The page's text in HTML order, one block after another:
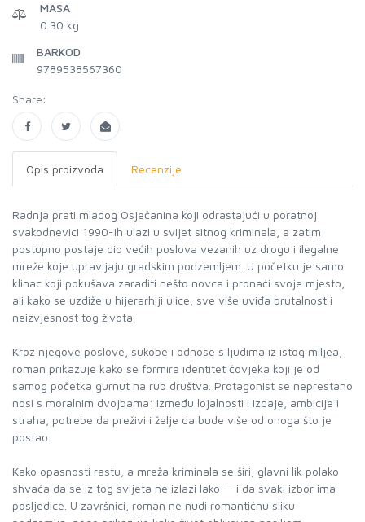
MASA
0.30 kg
BARKOD
9789538567360
Share:
Opis proizvoda Recenzije
Radnja prati mladog Osječanina koji odrastajući u poratnoj
svakodnevici 1990-ih ulazi u svijet sitnog kriminala, a zatim
postupno postaje dio većih poslova vezanih uz drogu i ilegalne
mreže koje upravljaju gradskim podzemljem. U početku je samo
klinac koji pokušava zaraditi nešto novca i pronaći svoje mjesto,
ali kako se uzdiže u hijerarhiji ulice, sve više uviđa brutalnost i
neizvjesnost tog života.
Kroz njegove poslove, sukobe i odnose s ljudima iz istog miljea,
roman prikazuje kako se formira identitet čovjeka koji je od
samog početka gurnut na rub društva. Protagonist se neprestano
nosi s moralnim dvojbama: između lojalnosti i izdaje, ambicije i
straha, potrebe da preživi i želje da bude više od onoga što je
postao.
Kako opasnosti rastu, a mreža kriminala se širi, glavni lik polako
shvaća da se iz tog svijeta ne izlazi lako — i da svaki izbor ima
posljedice. U završnici, roman ne nudi romantičnu sliku